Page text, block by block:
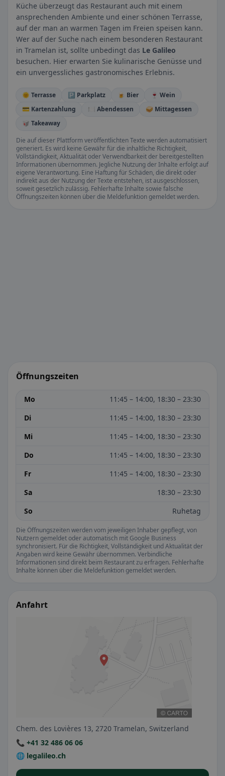
Küche überzeugt das Restaurant auch mit einem
ansprechenden Ambiente und einer schönen Terrasse,
auf der man an warmen Tagen im Freien speisen kann.
Wer auf der Suche nach einem besonderen Restaurant
in Tramelan ist, sollte unbedingt das Le Galileo
besuchen. Hier erwarten Sie kulinarische Genüsse und
ein unvergessliches gastronomisches Erlebnis.
🌞 Terrasse 🅿️ Parkplatz 🍺 Bier
🍷 Wein
💳 Kartenzahlung
🍽️ Abendessen
🥪 Mittagessen
🥡 Takeaway
Die auf dieser Plattform veröffentlichten Texte werden automatisiert
generiert. Es wird keine Gewähr für die inhaltliche Richtigkeit,
Vollständigkeit, Aktualität oder Verwendbarkeit der bereitgestellten
Informationen übernommen. Jegliche Nutzung der Inhalte erfolgt auf
eigene Verantwortung. Eine Haftung für Schäden, die direkt oder
indirekt aus der Nutzung der Texte entstehen, ist ausgeschlossen,
soweit gesetzlich zulässig. Fehlerhafte Inhalte sowie falsche
Öffnungszeiten können über die Meldefunktion gemeldet werden.
Öffnungszeiten
Mo
11:45 – 14:00, 18:30 – 23:30
Di
11:45 – 14:00, 18:30 – 23:30
Mi
11:45 – 14:00, 18:30 – 23:30
Do
11:45 – 14:00, 18:30 – 23:30
Fr
11:45 – 14:00, 18:30 – 23:30
Sa
18:30 – 23:30
So
Ruhetag
Die Öffnungszeiten werden vom jeweiligen Inhaber gepflegt, von
Nutzern gemeldet oder automatisch mit Google Business
synchronisiert. Für die Richtigkeit, Vollständigkeit und Aktualität der
Angaben wird keine Gewähr übernommen. Verbindliche
Informationen sind direkt beim Restaurant zu erfragen. Fehlerhafte
Inhalte können über die Meldefunktion gemeldet werden.
Anfahrt
Chem. des Lovières 13, 2720 Tramelan, Switzerland
📞 +41 32 486 06 06
🌐 legalileo.ch